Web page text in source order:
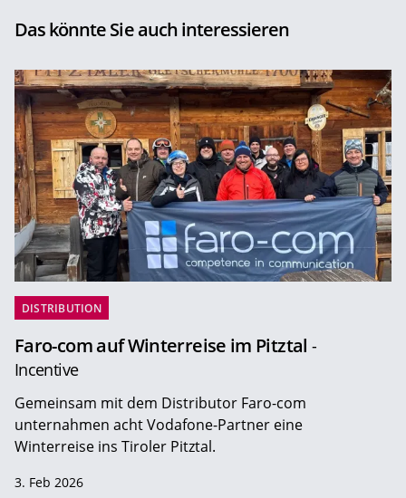
Das könnte Sie auch interessieren
DISTRIBUTION
Faro-com auf Winterreise im Pitztal -
Incentive
Gemeinsam mit dem Distributor Faro-com
unternahmen acht Vodafone-Partner eine
Winterreise ins Tiroler Pitztal.
3. Feb 2026